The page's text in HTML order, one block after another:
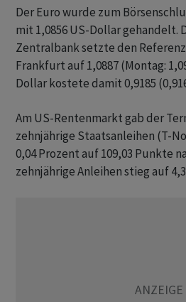
Der Euro wurde zum
mit 1,0856 US-Dollar gehandelt.
Zentralbank setzte den
Frankfurt auf 1,0887 (Montag:
Dollar kostete damit 0,9185
Am US-Rentenmarkt gab der
zehnjährige Staatsanleihen (T-
0,04 Prozent auf 109,03 Punkte
zehnjährige Anleihen stieg auf